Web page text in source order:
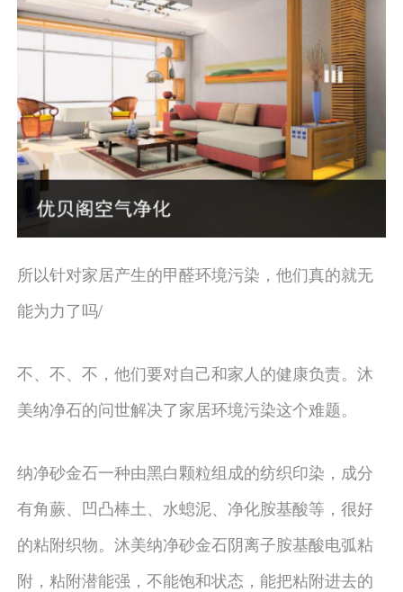
所以针对家居产生的甲醛环境污染，他们真的就无
能为力了吗/
不、不、不，他们要对自己和家人的健康负责。沐
美纳净石的问世解决了家居环境污染这个难题。
纳净砂金石一种由黑白颗粒组成的纺织印染，成分
有角蕨、凹凸棒土、水螅泥、净化胺基酸等，很好
的粘附织物。沐美纳净砂金石阴离子胺基酸电弧粘
附，粘附潜能强，不能饱和状态，能把粘附进去的